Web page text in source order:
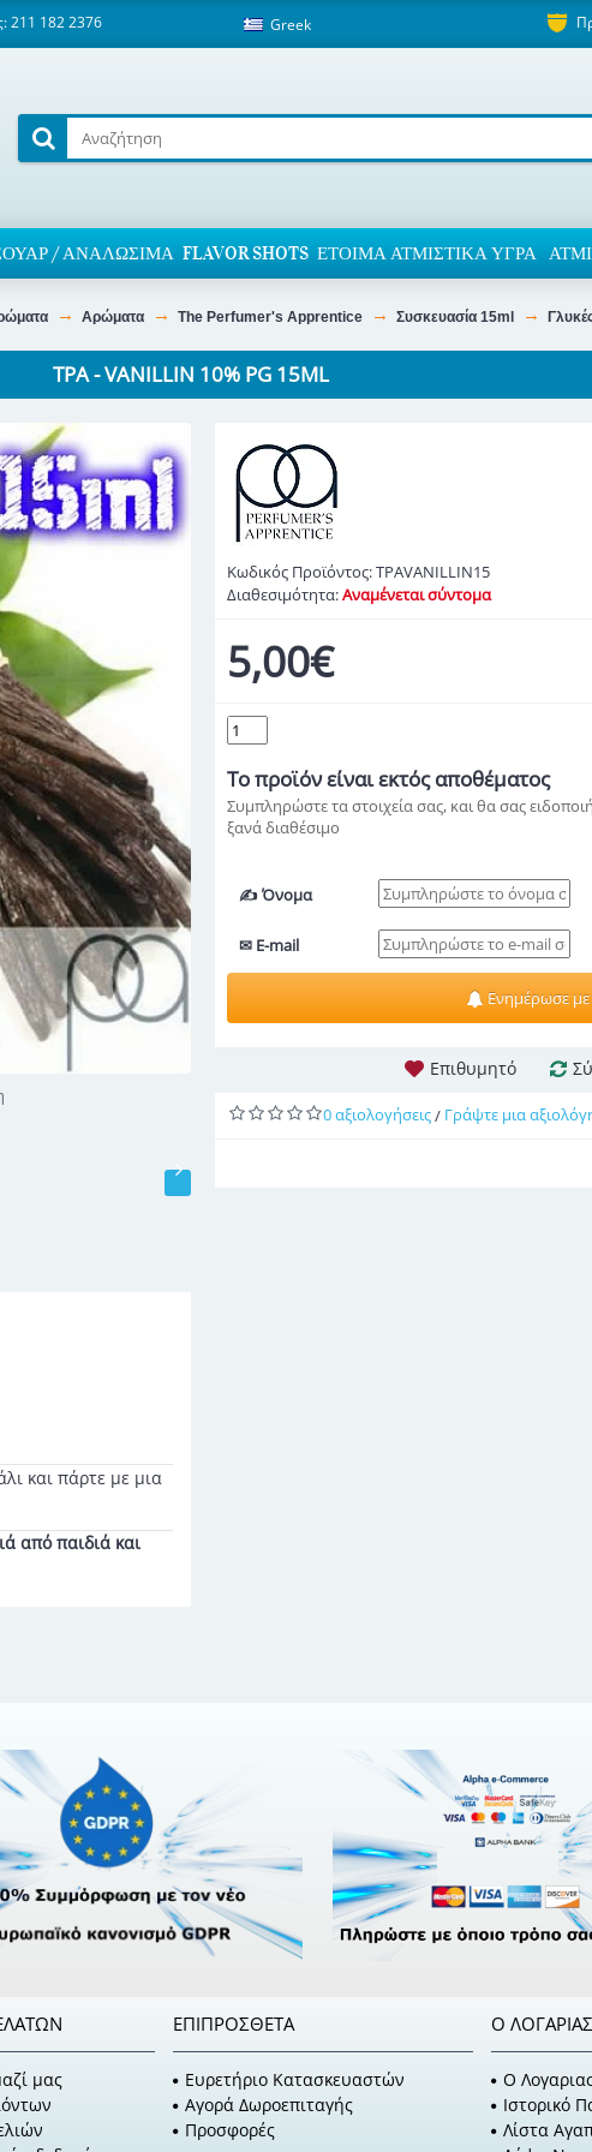
211 182 2376 Greek
/ ΑΝΑΛΏΣΙΜΑ FLAVOR SHOTS ΈΤΟΙΜΑ ΑΤΜΙΣΤΙΚΆ ΥΓΡΆ
Αρώματα The Perfumer's Apprentice Συσκευασία 15ml
TPA - VANILLIN 10% PG 15ML
και πάρτε με μια
από παιδιά και
Κωδικός Προϊόντος:TPAVANILLIN15
Διαθεσιμότητα:Αναμένεται σύντομα
5,00€
Το προϊόνείναι εκτός αποθέματος
Συμπληρώστε τα στοιχεία σας, και θα σας
ξανά διαθέσιμο
✍ Όνομα
✉ E-mail
Ενημέρωσε με
Επιθυμητό
0 αξιολογήσεις/ Γράψτε μια
μας
ΕΠΙΠΡΌΣΘΕΤΑ
Ευρετήριο Κατασκευαστών
Αγορά Δωροεπιταγής
Προσφορές
Ο
O
Ιστορικό
Λίστα